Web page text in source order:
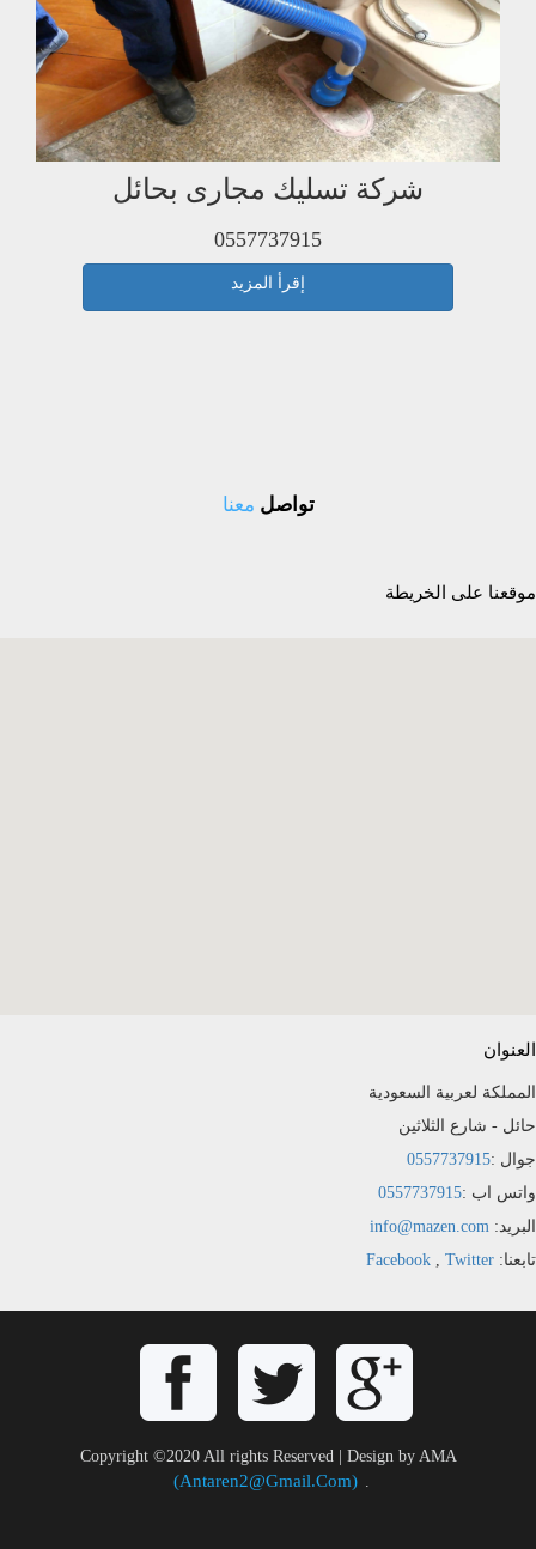
شركة تسليك مجارى بحائل
0557737915
إقرأ المزيد
تواصل معنا
موقعنا على الخريطة
العنوان
المملكة لعربية السعودية
حائل - شارع الثلاثين
جوال :0557737915
واتس اب :0557737915
البريد: info@mazen.com
تابعنا:
Facebook , Twitter
Copyright ©2020 All rights Reserved | Design by AMA
(antaren2@gmail.com) .